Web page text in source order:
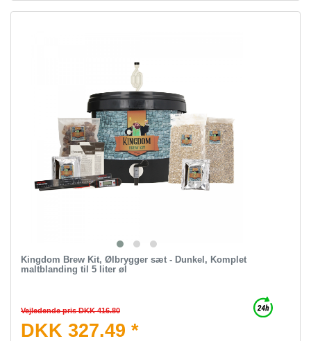
Kingdom Brew Kit, Ølbrygger sæt - Dunkel, Komplet
maltblanding til 5 liter øl
Vejledende pris DKK 416.80
DKK 327.49 *